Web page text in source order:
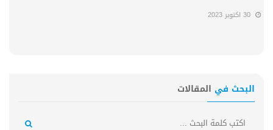
30 اكتوبر 2023
البحث في المقالات